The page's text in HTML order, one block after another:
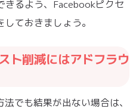
きるよう、Facebookピクセ
ておきましょう。
ト削減にはアドフラウ
でも結果が出ない場合は、